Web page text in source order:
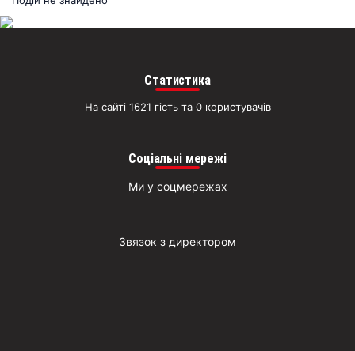
Статистика
На сайті 1621 гість та 0 користувачів
Соціальні мережі
Ми у соцмережах
Звязок з директором